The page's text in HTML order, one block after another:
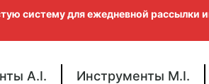
A.I. Инструменты M.I.
систему для ежедневной рассылки